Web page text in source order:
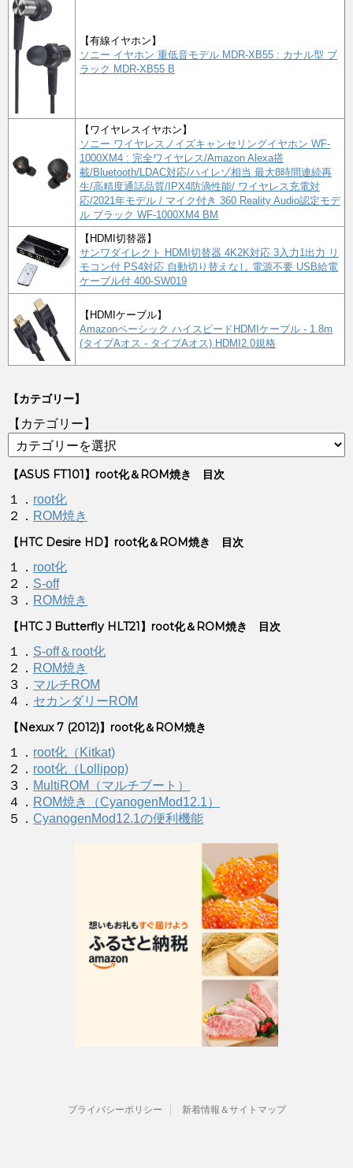
【有線イヤホン】
ソニー イヤホン 重低音モデル MDR-XB55 : カナル型 ブ
ラック MDR-XB55 B
【ワイヤレスイヤホン】
ソニー ワイヤレスノイズキャンセリングイヤホン WF-
1000XM4 : 完全ワイヤレス/Amazon Alexa搭
載/Bluetooth/LDAC対応/ハイレゾ相当 最大8時間連続再
生/高精度通話品質/IPX4防滴性能/ ワイヤレス充電対
応/2021年モデル / マイク付き 360 Reality Audio認定モデ
ル ブラック WF-1000XM4 BM
【HDMI切替器】
サンワダイレクト HDMI切替器 4K2K対応 3入力1出力 リ
モコン付 PS4対応 自動切り替えなし 電源不要 USB給電
ケーブル付 400-SW019
【HDMIケーブル】
Amazonベーシック ハイスピードHDMIケーブル - 1.8m
(タイプAオス - タイプAオス) HDMI2.0規格
【カテゴリー】
【カテゴリー】
【ASUS FT101】root化＆ROM焼き 目次
１． root化
２． ROM焼き
【HTC Desire HD】root化＆ROM焼き 目次
１． root化
２． S-off
３． ROM焼き
【HTC J Butterfly HLT21】root化＆ROM焼き 目次
１． S-off＆root化
２． ROM焼き
３． マルチROM
４． セカンダリーROM
【Nexux 7 (2012)】root化＆ROM焼き
１． root化（Kitkat)
２． root化（Lollipop)
３． MultiROM（マルチブート）
４． ROM焼き（CyanogenMod12.1）
５． CyanogenMod12.1の便利機能
プライバシーポリシー 新着情報＆サイトマップ